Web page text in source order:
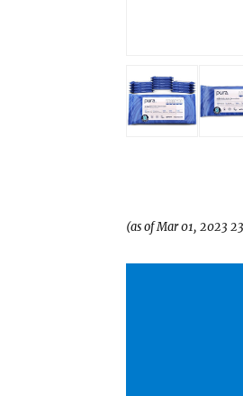
(as of Mar 01, 2023